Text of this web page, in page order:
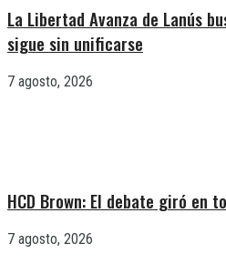
La Libertad Avanza de Lanús
sigue sin unificarse
7 agosto, 2026
HCD Brown: El debate giró en
7 agosto, 2026